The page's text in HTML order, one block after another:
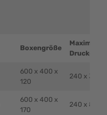
Boxengröße
Maximale
600 x 400 x
120
240 x 30
600 x 400 x
170
240 x 80